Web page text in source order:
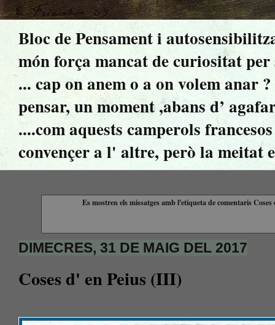
Bloc de Pensament i
món força mancat de curiositat per
... cap on anem o a on volem anar
pensar, un moment ,abans d’
....com aquests camperols
convençer a l' altre, però la meitat
Es mostren els missatges amb l'etiqueta de comentaris
DIMECRES, 31 DE MAIG DEL 2017
Coses d' en Peius (III)